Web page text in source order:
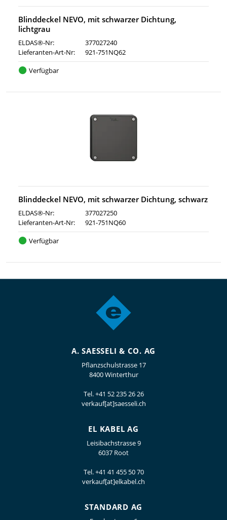
Blinddeckel NEVO, mit schwarzer Dichtung,
lichtgrau
ELDAS®-Nr:
377027240
Lieferanten-Art-Nr:
921-751NQ62
Verfügbar
Blinddeckel NEVO, mit schwarzer Dichtung, schwarz
ELDAS®-Nr:
377027250
Lieferanten-Art-Nr:
921-751NQ60
Verfügbar
A. SAESSELI & CO. AG
Pflanzschulstrasse 17
8400 Winterthur
Tel.+41 52 235 26 26
verkauf[at]saesseli.ch
EL KABEL AG
Leisibachstrasse 9
6037 Root
Tel.+41 41 455 50 70
verkauf[at]elkabel.ch
STANDARD AG